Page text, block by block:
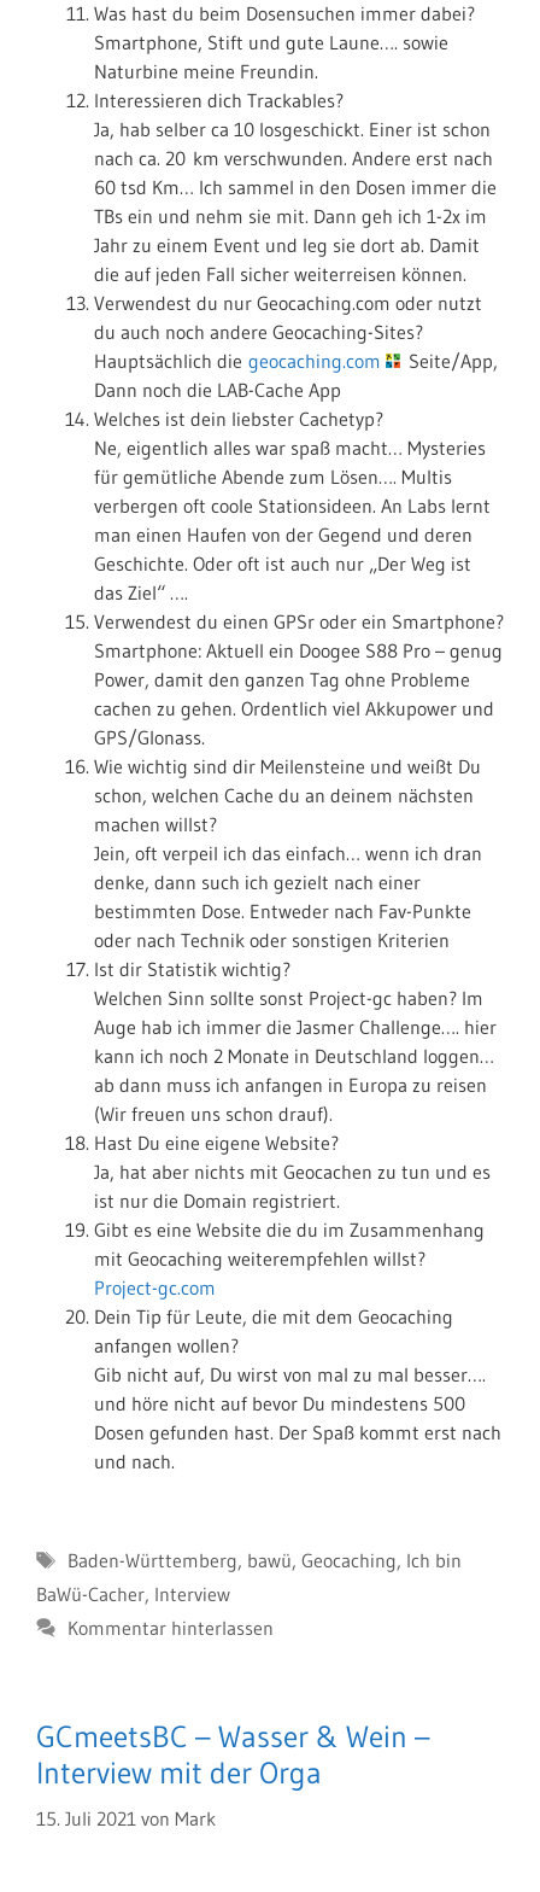
Was hast du beim Dosensuchen immer dabei?
Smartphone, Stift und gute Laune…. sowie
Naturbine meine Freundin.
Interessieren dich Trackables?
Ja, hab selber ca 10 losgeschickt. Einer ist schon
nach ca. 20 km verschwunden. Andere erst nach
60 tsd Km… Ich sammel in den Dosen immer die
TBs ein und nehm sie mit. Dann geh ich 1-2x im
Jahr zu einem Event und leg sie dort ab. Damit
die auf jeden Fall sicher weiterreisen können.
Verwendest du nur Geocaching.com oder nutzt
du auch noch andere Geocaching-Sites?
Hauptsächlich die geocaching.com
Seite/App,
Dann noch die LAB-Cache App
Welches ist dein liebster Cachetyp?
Ne, eigentlich alles war spaß macht… Mysteries
für gemütliche Abende zum Lösen…. Multis
verbergen oft coole Stationsideen. An Labs lernt
man einen Haufen von der Gegend und deren
Geschichte. Oder oft ist auch nur „Der Weg ist
das Ziel“ ….
Verwendest du einen GPSr oder ein Smartphone?
Smartphone: Aktuell ein Doogee S88 Pro – genug
Power, damit den ganzen Tag ohne Probleme
cachen zu gehen. Ordentlich viel Akkupower und
GPS/Glonass.
Wie wichtig sind dir Meilensteine und weißt Du
schon, welchen Cache du an deinem nächsten
machen willst?
Jein, oft verpeil ich das einfach… wenn ich dran
denke, dann such ich gezielt nach einer
bestimmten Dose. Entweder nach Fav-Punkte
oder nach Technik oder sonstigen Kriterien
Ist dir Statistik wichtig?
Welchen Sinn sollte sonst Project-gc haben? Im
Auge hab ich immer die Jasmer Challenge…. hier
kann ich noch 2 Monate in Deutschland loggen…
ab dann muss ich anfangen in Europa zu reisen
(Wir freuen uns schon drauf).
Hast Du eine eigene Website?
Ja, hat aber nichts mit Geocachen zu tun und es
ist nur die Domain registriert.
Gibt es eine Website die du im Zusammenhang
mit Geocaching weiterempfehlen willst?
Project-gc.com
Dein Tip für Leute, die mit dem Geocaching
anfangen wollen?
Gib nicht auf, Du wirst von mal zu mal besser….
und höre nicht auf bevor Du mindestens 500
Dosen gefunden hast. Der Spaß kommt erst nach
und nach.
Schlagwörter
Baden-Württemberg, bawü, Geocaching, Ich bin
BaWü-Cacher, Interview
Kommentar hinterlassen
GCmeetsBC – Wasser & Wein –
Interview mit der Orga
15. Juli 2021 von Mark